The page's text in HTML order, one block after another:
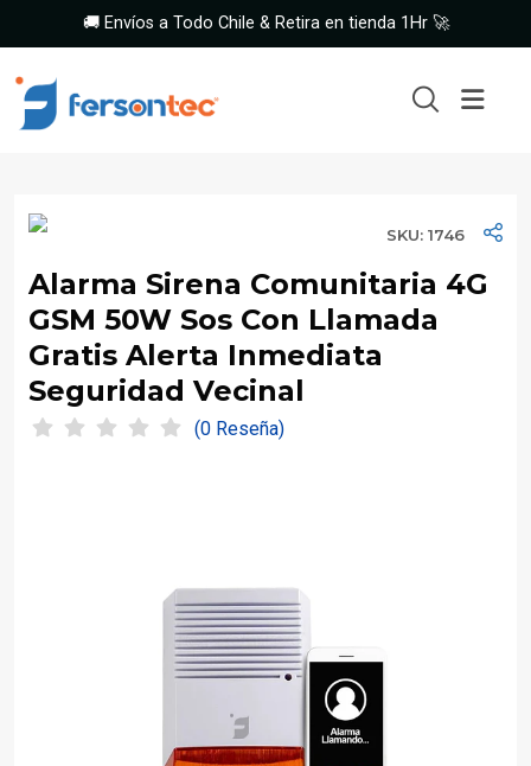
🚚 Envíos a Todo Chile & Retira en tienda 1Hr 🚀
SKU: 1746
Alarma Sirena Comunitaria 4G
GSM 50W Sos Con Llamada
Gratis Alerta Inmediata
Seguridad Vecinal
(0 Reseña)